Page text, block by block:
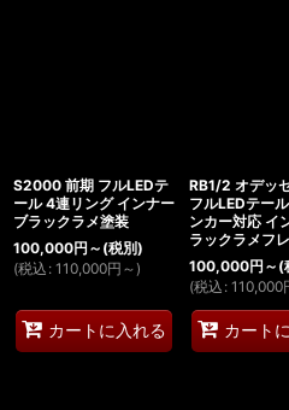
S2000 前期 フルLEDテ
ール 4連リング インナー
ブラックラメ塗装
100,000円 ～ (税別)
(税込 : 110,000円 ～)
カートに入れる
RB1/2 オデッ
フルLEDテー
ンカー対応 イ
ラックラメフ
100,000円 ～ (
(税込 : 110,000
カート